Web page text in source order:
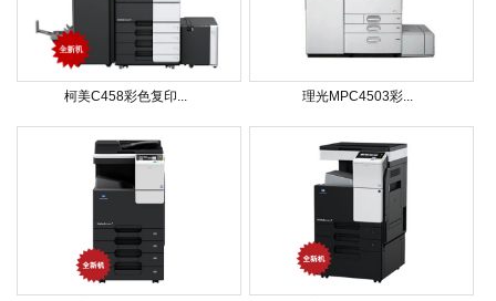
柯美C458彩色复印... 理光MPC4503彩...